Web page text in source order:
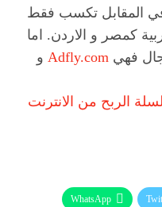
وفي المقابل تكسب فقط
كمصر و الاردن. اما
فهي Adfly.com و
الربح من الانترنت
WhatsApp